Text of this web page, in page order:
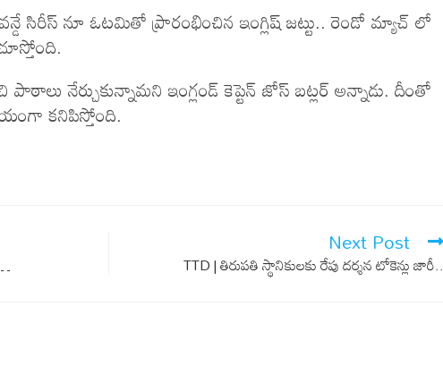
సిరీస్ నూ ఓటమితో ప్రారంభించిన ఇంగ్లిష్ జట్టు.. రెండో మ్యాచ్ లో
నేర్చుకున్నామని ఇంగ్లండ్ కెప్టెన్ జోస్ బట్లర్ అన్నాడు. దీంతో
కనిపిస్తోంది.
Next Post
TTD | తిరుపతి స్థానికులకు రేపు దర్శన టోకెన్లు జారీ..